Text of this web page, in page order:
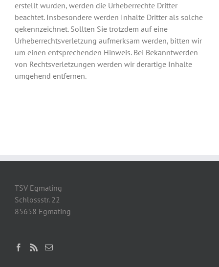
erstellt wurden, werden die Urheberrechte Dritter
beachtet. Insbesondere werden Inhalte Dritter als solche
gekennzeichnet. Sollten Sie trotzdem auf eine
Urheberrechtsverletzung aufmerksam werden, bitten wir
um einen entsprechenden Hinweis. Bei Bekanntwerden
von Rechtsverletzungen werden wir derartige Inhalte
umgehend entfernen.
TSV Egmating
Schlossstr. 22
85658 Egmating